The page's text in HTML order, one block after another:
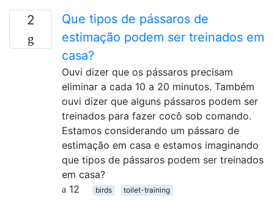
2
Que tipos de pássaros de
estimação podem ser treinados em
casa?
Ouvi dizer que os pássaros precisam
eliminar a cada 10 a 20 minutos. Também
ouvi dizer que alguns pássaros podem ser
treinados para fazer cocô sob comando.
Estamos considerando um pássaro de
estimação em casa e estamos imaginando
que tipos de pássaros podem ser treinados
em casa?
12
birds toilet-training